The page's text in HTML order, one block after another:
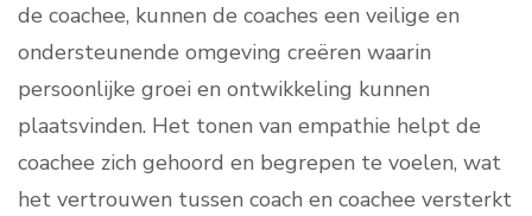
de coachee, kunnen de coaches een veilige en
ondersteunende omgeving creëren waarin
persoonlijke groei en ontwikkeling kunnen
plaatsvinden. Het tonen van empathie helpt de
coachee zich gehoord en begrepen te voelen, wat
het vertrouwen tussen coach en coachee versterkt